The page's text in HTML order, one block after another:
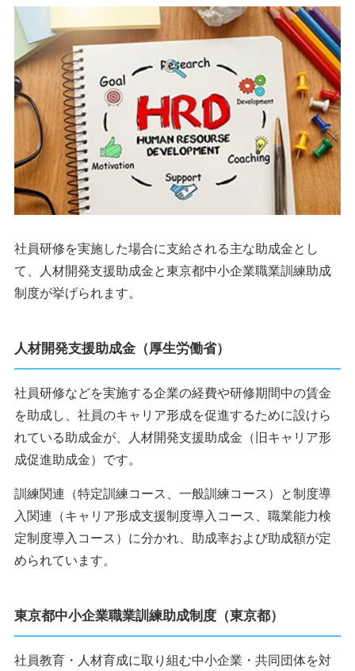
社員研修を実施した場合に支給される主な助成金とし
て、人材開発支援助成金と東京都中小企業職業訓練助成
制度が挙げられます。
人材開発支援助成金（厚生労働省）
社員研修などを実施する企業の経費や研修期間中の賃金
を助成し、社員のキャリア形成を促進するために設けら
れている助成金が、人材開発支援助成金（旧キャリア形
成促進助成金）です。
訓練関連（特定訓練コース、一般訓練コース）と制度導
入関連（キャリア形成支援制度導入コース、職業能力検
定制度導入コース）に分かれ、助成率および助成額が定
められています。
東京都中小企業職業訓練助成制度（東京都）
社員教育・人材育成に取り組む中小企業・共同団体を対